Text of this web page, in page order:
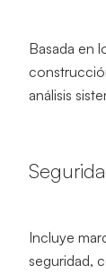
Basada en
análisis
Incluye
seguridad,